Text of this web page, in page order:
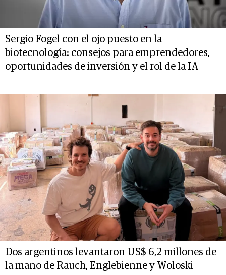
Sergio Fogel con el ojo puesto en la
biotecnología: consejos para emprendedores,
oportunidades de inversión y el rol de la IA
Dos argentinos levantaron US$ 6,2 millones de
la mano de Rauch, Englebienne y Woloski